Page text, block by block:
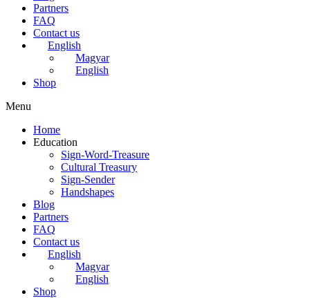
Partners
FAQ
Contact us
English
Magyar
English
Shop
Menu
Home
Education
Sign-Word-Treasure
Cultural Treasury
Sign-Sender
Handshapes
Blog
Partners
FAQ
Contact us
English
Magyar
English
Shop